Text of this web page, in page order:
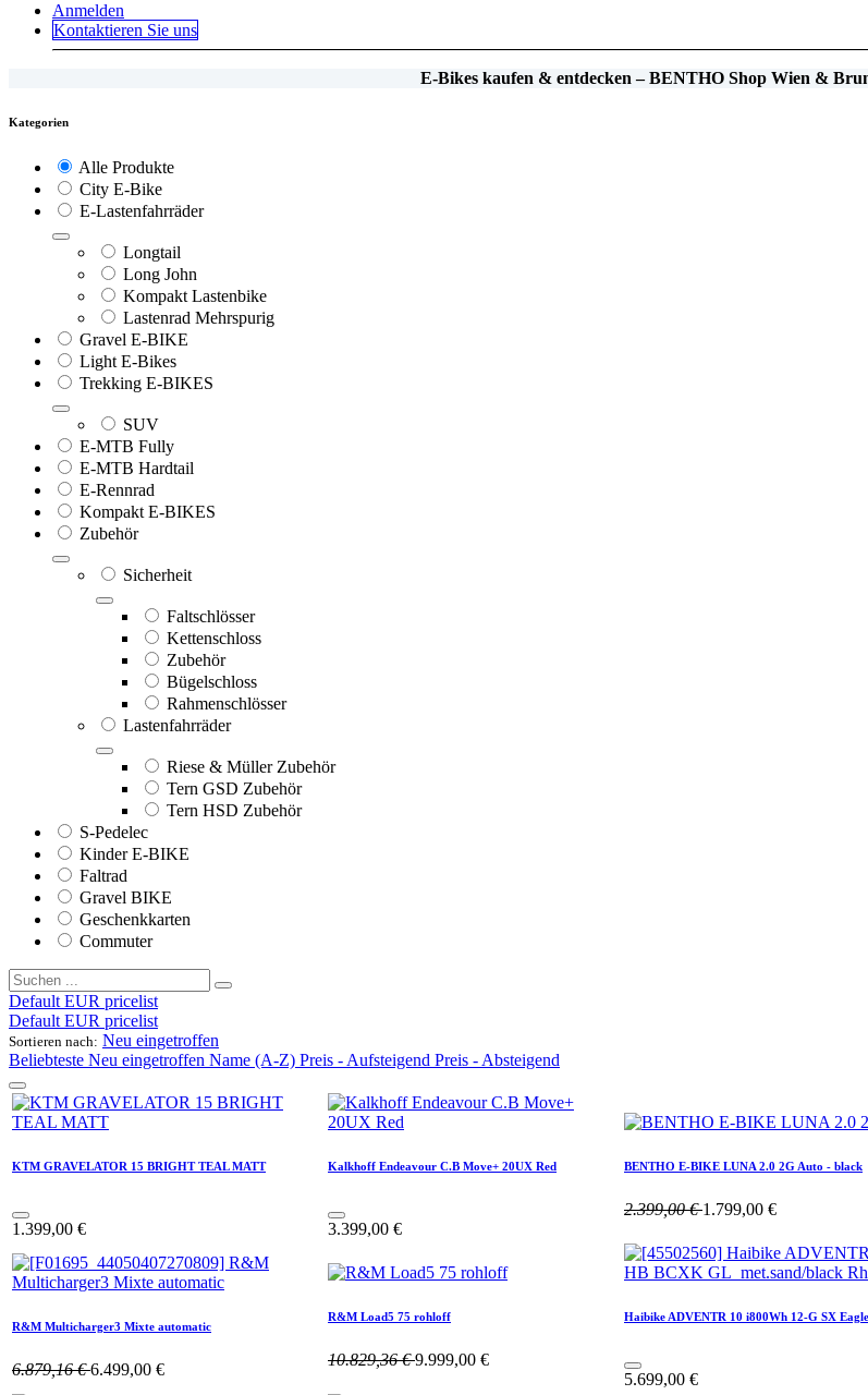
Anmelden
Kontaktieren Sie uns
E-Bikes kaufen & entdecken – BENTHO Shop Wien &
Kategorien
Alle Produkte
City E-Bike
E-Lastenfahrräder
Longtail
Long John
Kompakt Lastenbike
Lastenrad Mehrspurig
Gravel E-BIKE
Light E-Bikes
Trekking E-BIKES
SUV
E-MTB Fully
E-MTB Hardtail
E-Rennrad
Kompakt E-BIKES
Zubehör
Sicherheit
Faltschlösser
Kettenschloss
Zubehör
Bügelschloss
Rahmenschlösser
Lastenfahrräder
Riese & Müller Zubehör
Tern GSD Zubehör
Tern HSD Zubehör
S-Pedelec
Kinder E-BIKE
Faltrad
Gravel BIKE
Geschenkkarten
Commuter
Default EUR pricelist
Default EUR pricelist
Sortieren nach: Neu eingetroffen
Beliebteste Neu eingetroffen Name (A-Z) Preis - Aufsteigend Preis - Absteigend
KTM GRAVELATOR 15 BRIGHT TEAL MATT
1.399,00 €
Kalkhoff Endeavour C.B Move+ 20UX Red
3.399,00 €
BENTHO E-BIKE LUNA 2.0 2G Auto - black
2.399,00€ 1.799,00 €
R&M Multicharger3 Mixte automatic
6.879,16€ 6.499,00 €
R&M Load5 75 rohloff
10.829,36€ 9.999,00 €
Haibike ADVENTR 10 i800Wh 12-G SX
5.699,00 €